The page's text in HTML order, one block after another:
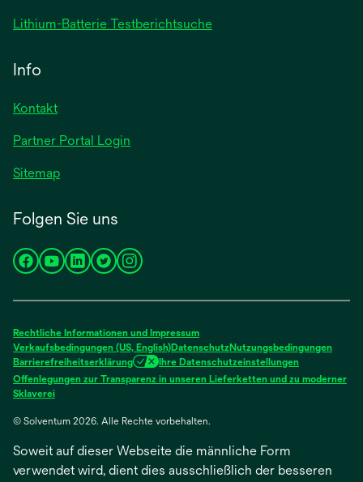
Lithium-Batterie Testberichtsuchewird
Info
Kontakt
Partner Portal Login
Sitemap
Folgen Sie uns
wird
neuen
Registerkarte
geöffnet
wird
neuen
Registerkarte
geöffnet
wird
neuen
Registerkarte
geöffnet
wird
neuen
Registerkarte
geöffnet
wird
neuen
Registerkarte
geöffnet
Rechtliche Informationen und Impressum
Verkaufsbedingungen (US, English)DatenschutzNutzungsbedingungen
Barrierefreiheitserklärung
Ihre Datenschutzeinstellungen
Offenlegungen zur Transparenz in unseren Lieferketten und zu moderner
Sklavereiwird
einer
Registerkarte
geöffnet
© Solventum 2026. Alle Rechte vorbehalten.
Soweit auf dieser Webseite die männliche Form
verwendet wird, dient dies ausschließlich der besseren